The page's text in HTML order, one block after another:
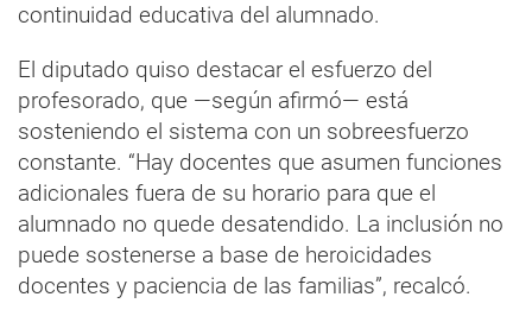
continuidad educativa del alumnado.
El diputado quiso destacar el esfuerzo del
profesorado, que —según afirmó— está
sosteniendo el sistema con un sobreesfuerzo
constante. “Hay docentes que asumen funciones
adicionales fuera de su horario para que el
alumnado no quede desatendido. La inclusión no
puede sostenerse a base de heroicidades
docentes y paciencia de las familias”, recalcó.